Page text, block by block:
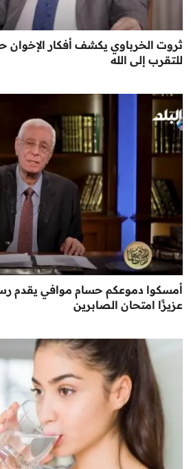
ثروت الخرباوي يكشف أفكار الإخوان
للتقرب إلى الله
أمسكوا دموعكم حسام موافي يقدم
عزيزًا امتحان الصابرين